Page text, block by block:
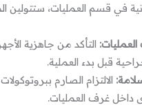
في قسم العمليات، ستتولين
التأكد من جاهزية
قبل بدء العملية.
الالتزام الصارم
داخل غرف العمليات.